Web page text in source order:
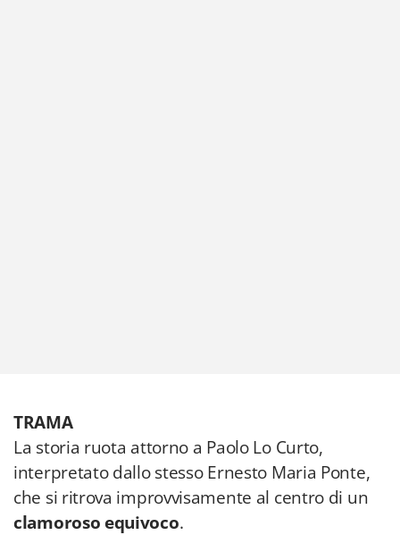
TRAMA
La storia ruota attorno a Paolo Lo Curto,
interpretato dallo stesso Ernesto Maria Ponte,
che si ritrova improvvisamente al centro di un
clamoroso equivoco.